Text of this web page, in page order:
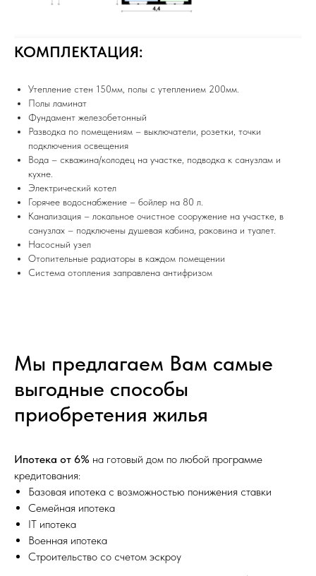
КОМПЛЕКТАЦИЯ:
Утепление стен 150мм, полы с утеплением 200мм.
Полы ламинат
Фундамент железобетонный
Разводка по помещениям – выключатели, розетки, точки
подключения освещения
Вода – скважина/колодец на участке, подводка к санузлам и
кухне.
Электрический котел
Горячее водоснабжение – бойлер на 80 л.
Канализация – локальное очистное сооружение на участке, в
санузлах – подключены душевая кабина, раковина и туалет.
Насосный узел
Отопительные радиаторы в каждом помещении
Система отопления заправлена антифризом
Мы предлагаем Вам самые
выгодные способы
приобретения жилья
Ипотека от 6% на готовый дом по любой программе
кредитования:
Базовая ипотека с возможностью понижения ставки
Семейная ипотека
IТ ипотека
Военная ипотека
Строительство со счетом эскроу